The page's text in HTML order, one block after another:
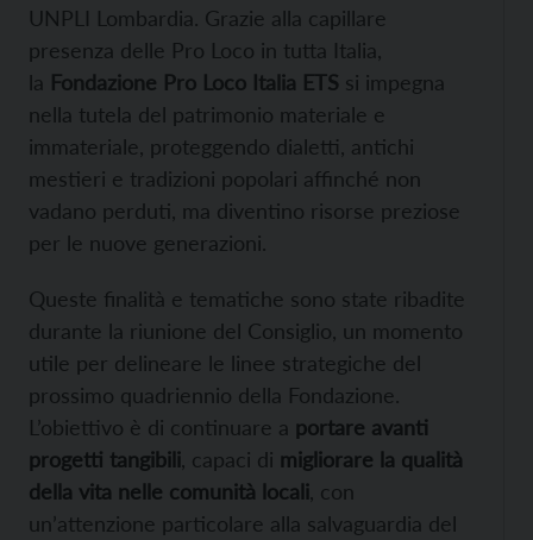
UNPLI Lombardia. Grazie alla capillare
presenza delle Pro Loco in tutta Italia,
la Fondazione Pro Loco Italia ETS si impegna
nella tutela del patrimonio materiale e
immateriale, proteggendo dialetti, antichi
mestieri e tradizioni popolari affinché non
vadano perduti, ma diventino risorse preziose
per le nuove generazioni.
Queste finalità e tematiche sono state ribadite
durante la riunione del Consiglio, un momento
utile per delineare le linee strategiche del
prossimo quadriennio della Fondazione.
L’obiettivo è di continuare a portare avanti
progetti tangibili , capaci di migliorare la qualità
della vita nelle comunità locali , con
un’attenzione particolare alla salvaguardia del